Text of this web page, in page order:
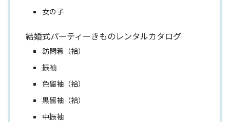
女の子
結婚式パーティーきものレンタルカタログ
訪問着（袷）
振袖
色留袖（袷）
黒留袖（袷）
中振袖